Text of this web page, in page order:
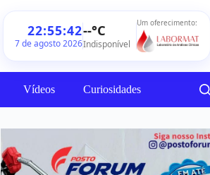
22:55:44
7 de agosto 2026
--°C
Indisponível
Um oferecimento:
Vídeos Curiosidades